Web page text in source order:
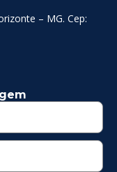
– MG. Cep: